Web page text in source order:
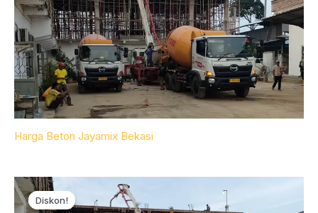
Harga Beton Jayamix Bekasi
Diskon!
Diskon!